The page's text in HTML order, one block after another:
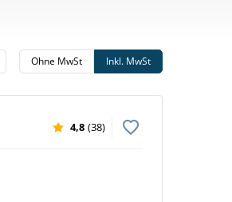
Ohne MwSt Inkl. MwSt
4,8 (38)